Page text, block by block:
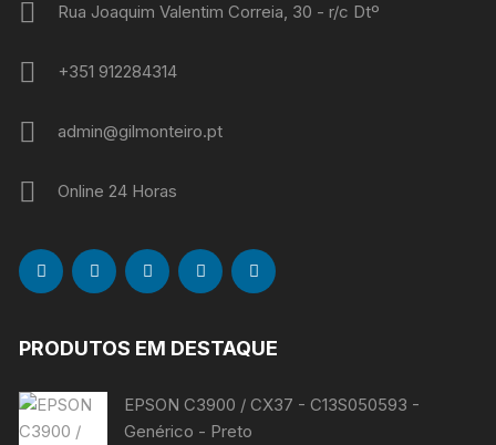
Rua Joaquim Valentim Correia, 30 - r/c Dtº
+351 912284314
admin@gilmonteiro.pt
Online 24 Horas
PRODUTOS EM DESTAQUE
EPSON C3900 / CX37 - C13S050593 -
Genérico - Preto